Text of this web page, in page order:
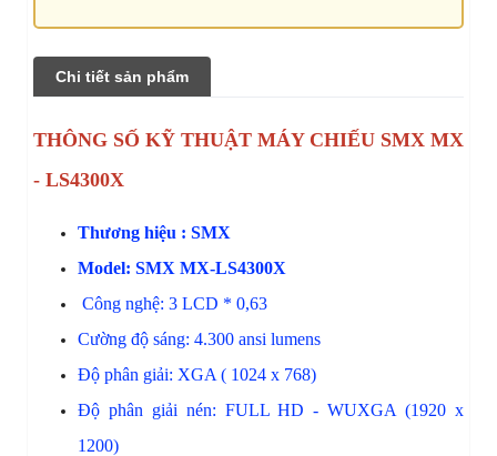
Chi tiết sản phẩm
THÔNG SỐ KỸ THUẬT MÁY CHIẾU SMX MX
- LS4300X
Thương hiệu : SMX
Model: SMX MX-LS4300X
Công nghệ: 3 LCD * 0,63
Cường độ sáng: 4.300 ansi lumens
Độ phân giải: XGA ( 1024 x 768)
Độ phân giải nén: FULL HD - WUXGA (1920 x
1200)